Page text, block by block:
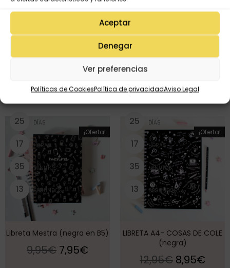
Aceptar
Denegar
Ver preferencias
Políticas de CookiesPolítica de privacidadAviso Legal
13 SEGUNDOS
Libreta Corazón de Maestra
LIBRETA B5 – MAESTRA(negra)
9,95
¡Oferta!
25 DÍAS
17 HORAS
35 MINUTOS
13 SEGUNDOS
Libreta Mestra (negra en B5)
9,95€ 7,95€
¡Oferta!
25 DÍAS
17 HORAS
35 MINUTOS
13 SEGUNDOS
LIBRETA A4- COSAS DE COLE
(negra)
12,95€ 8,95€